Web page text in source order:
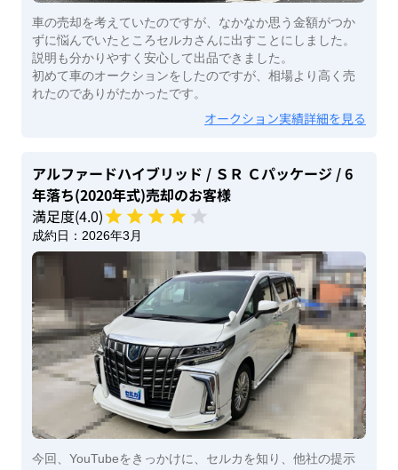
車の売却を考えていたのですが、なかなか思う金額がつか
ずに悩んでいたところセルカさんに出すことにしました。
説明も分かりやすく安心して出品できました。
初めて車のオークションをしたのですが、相場より高く売
れたのでありがたかったです。
オークション実績詳細を見る
アルファードハイブリッド / ＳＲ Ｃパッケージ / 6
年落ち(2020年式)売却のお客様
満足度(4.0)
成約日： 2026年3月
今回、YouTubeをきっかけに、セルカを知り、他社の提示